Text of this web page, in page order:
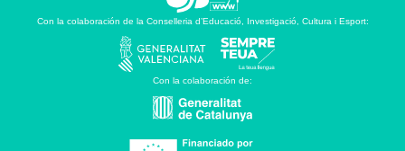
Con la colaboración de la Conselleria d’Educació, Investigació, Cultura i Esport:
Con la colaboración de: